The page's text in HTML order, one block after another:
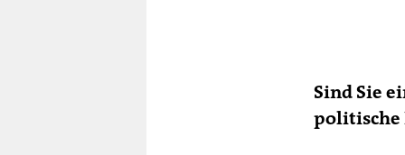
Sind Sie
politische